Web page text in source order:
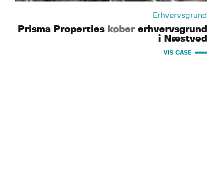
Erhvervsgrund
Prisma Properties købererhvervsgrund
i Næstved
VIS CASE